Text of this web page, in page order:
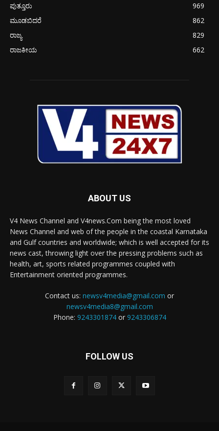
ಪುತ್ತೂರು
969
ಮೂಡಬಿದರೆ
862
ರಾಜ್ಯ
829
ರಾಜಕೀಯ
662
ABOUT US
V4 News Channel and V4news.Com being the most loved
News Channel and web of the people in the coastal Karnataka
and Gulf countries and worldwide; which is well accepted for its
news cast, throwing light over the pressing problems such as
health, art, sports related programmes coupled with
Entertainment oriented programmes.
Contact us: newsv4media@gmail.com or
newsv4media8@gmail.com
Phone: 9243301874or 9243306874
FOLLOW US